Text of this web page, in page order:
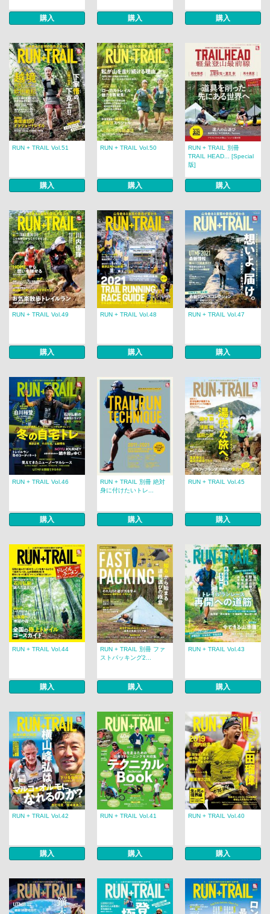
購入 購入 購入
RUN + TRAIL Vol.51
購入
RUN + TRAIL Vol.50
購入
RUN + TRAIL 別冊
TRAIL HEAD... [Special
版]
購入
RUN + TRAIL Vol.49
購入
RUN + TRAIL Vol.48
購入
RUN + TRAIL Vol.47
購入
RUN + TRAIL Vol.46
購入
RUN + TRAIL 別冊 絶対
身に付けたいトレ...
購入
RUN + TRAIL Vol.45
購入
RUN + TRAIL Vol.44
購入
RUN + TRAIL 別冊 ファ
ストパッキング2...
購入
RUN + TRAIL Vol.43
購入
RUN + TRAIL Vol.42
購入
RUN + TRAIL Vol.41
購入
RUN + TRAIL Vol.40
購入